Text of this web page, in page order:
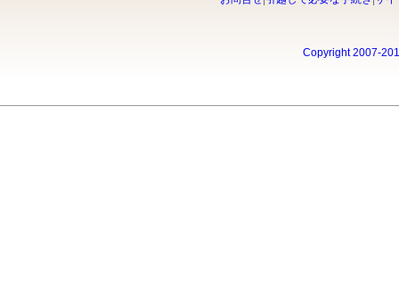
Copyright 2007-